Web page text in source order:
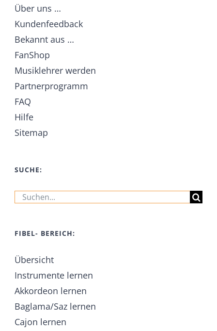
Über uns …
Kundenfeedback
Bekannt aus …
FanShop
Musiklehrer werden
Partnerprogramm
FAQ
Hilfe
Sitemap
SUCHE:
Suche
FIBEL- BEREICH:
Übersicht
Instrumente lernen
Akkordeon lernen
Baglama/Saz lernen
Cajon lernen